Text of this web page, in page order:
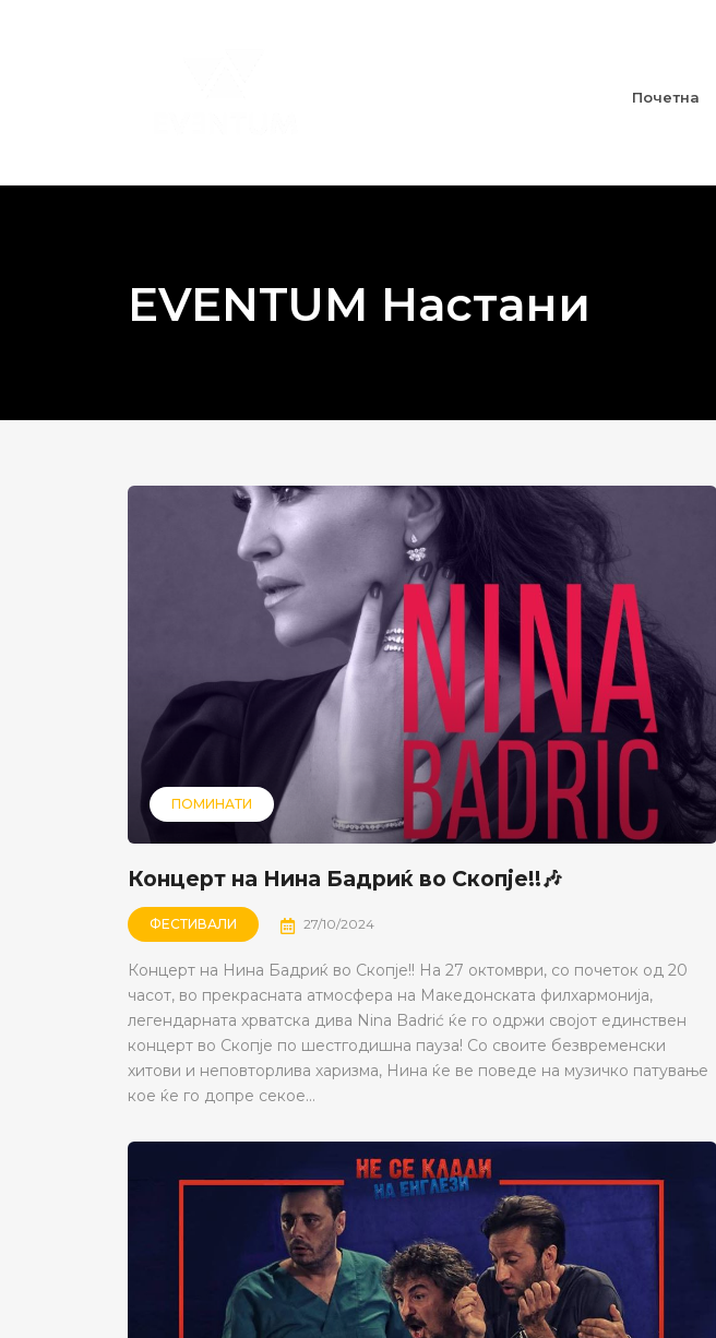
Почетна
EVENTUM Настани
ПОМИНАТИ
Концерт на Нина Бадриќ во Скопје!!🎶
ФЕСТИВАЛИ 27/10/2024
Концерт на Нина Бадриќ во Скопје!! На 27 октомври, со почеток од 20
часот, во прекрасната атмосфера на Македонската филхармонија,
легендарната хрватска дива Nina Badrić ќе го одржи својот единствен
концерт во Скопје по шестгодишна пауза! Со своите безвременски
хитови и неповторлива харизма, Нина ќе ве поведе на музичко патување
кое ќе го допре секое...